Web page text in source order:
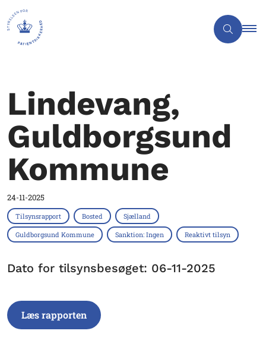
Lindevang,
Guldborgsund
Kommune
24-11-2025
Tilsynsrapport Bosted Sjælland
Guldborgsund Kommune Sanktion: Ingen Reaktivt tilsyn
Dato for tilsynsbesøget: 06-11-2025
Læs rapporten